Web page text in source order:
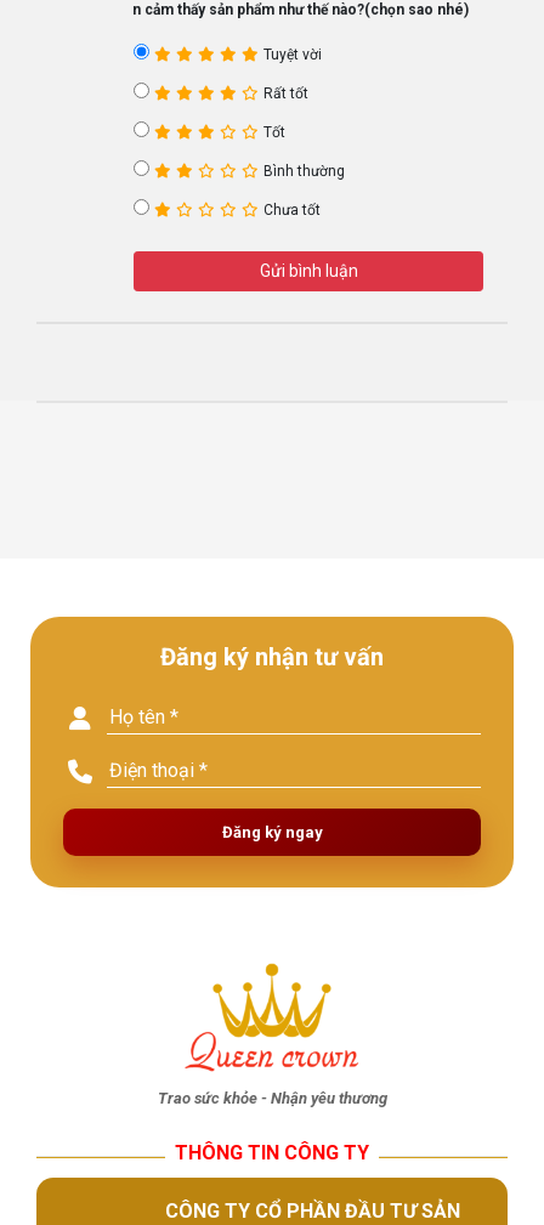
Bạn cảm thấy sản phẩm như thế nào?(chọn sao nhé)
Tuyệt vời
Rất tốt
Tốt
Bình thường
Chưa tốt
Gửi bình luận
Đăng ký nhận tư vấn
Đăng ký ngay
Trao sức khỏe - Nhận yêu thương
THÔNG TIN CÔNG TY
CÔNG TY CỔ PHẦN ĐẦU TƯ SẢN